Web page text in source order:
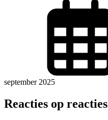
september 2025
Reacties op reacties